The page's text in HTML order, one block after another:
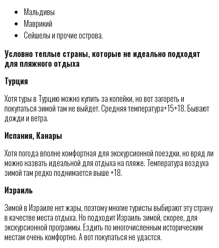
Мальдивы
Маврикий
Сейшелы и прочие острова.
Условно теплые страны, которые не идеально подходят
для пляжного отдыха
Турция
Хотя туры в Турцию можно купить за копейки, но вот загореть и
покупаться зимой там не выйдет. Средняя температура+15+18. Бывают
дожди и ветра.
Испания, Канары
Хотя погода вполне комфортная для экскурсионной поездки, но вряд ли
можно назвать идеальной для отдыха на пляже. Температура воздуха
зимой там редко поднимается выше +18.
Израиль
Зимой в Израиле нет жары, поэтому многие туристы выбирают эту страну
в качестве места отдыха. Но подходит Израиль зимой, скорее, для
экскурсионной программы. Ездить по многочисленным историческим
местам очень комфортно. А вот покупаться не удастся.